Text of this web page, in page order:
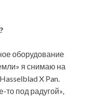
оборудование
я снимаю на
X Pan.
под радугой»,